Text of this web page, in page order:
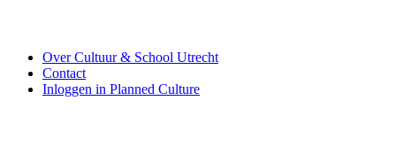
Over Cultuur & School Utrecht
Contact
Inloggen in Planned Culture